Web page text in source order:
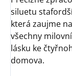
siluetu
která zaujme
všechny
lásku ke
domova.